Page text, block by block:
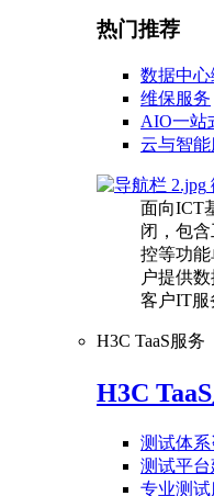
热门推荐
数据中
维保服务
AIO一站
云与智能
面向ICT
闭，包
控等功
户提供
客户IT服
H3C TaaS服务
H3C
测试体系
测试平
专业测试